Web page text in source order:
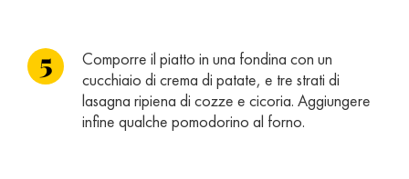
Comporre il piatto in una fondina con un
cucchiaio di crema di patate, e tre strati di
lasagna ripiena di cozze e cicoria. Aggiungere
infine qualche pomodorino al forno.